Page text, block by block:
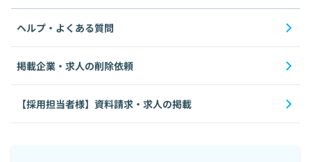
ヘルプ・よくある質問
掲載企業・求人の削除依頼
【採用担当者様】資料請求・求人の掲載